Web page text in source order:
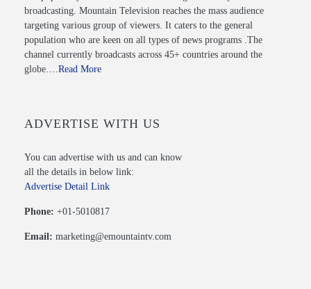
broadcasting. Mountain Television reaches the mass audience
targeting various group of viewers. It caters to the general
population who are keen on all types of news programs .The
channel currently broadcasts across 45+ countries around the
globe…. Read More
ADVERTISE WITH US
You can advertise with us and can know
all the details in below link:
Advertise Detail Link
Phone: +01-5010817
Email: marketing@emountaintv.com